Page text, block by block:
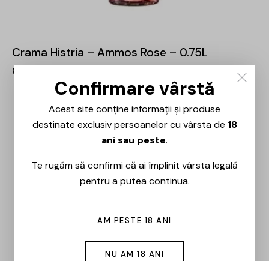
Crama Histria – Ammos Rose – 0.75L
60,00
Confirmare vârstă
Acest site conține informații și produse
destinate exclusiv persoanelor cu vârsta de 18
ani sau peste.
Te rugăm să confirmi că ai împlinit vârsta legală
pentru a putea continua.
AM PESTE 18 ANI
NU AM 18 ANI